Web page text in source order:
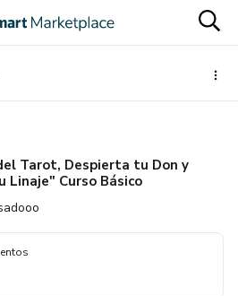
Tarot, Despierta tu Don y
Linaje" Curso Básico